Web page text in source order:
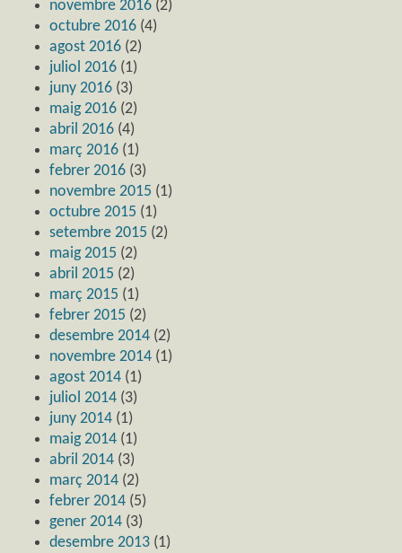
novembre 2016 (2)
octubre 2016 (4)
agost 2016 (2)
juliol 2016 (1)
juny 2016 (3)
maig 2016 (2)
abril 2016 (4)
març 2016 (1)
febrer 2016 (3)
novembre 2015 (1)
octubre 2015 (1)
setembre 2015 (2)
maig 2015 (2)
abril 2015 (2)
març 2015 (1)
febrer 2015 (2)
desembre 2014 (2)
novembre 2014 (1)
agost 2014 (1)
juliol 2014 (3)
juny 2014 (1)
maig 2014 (1)
abril 2014 (3)
març 2014 (2)
febrer 2014 (5)
gener 2014 (3)
desembre 2013 (1)